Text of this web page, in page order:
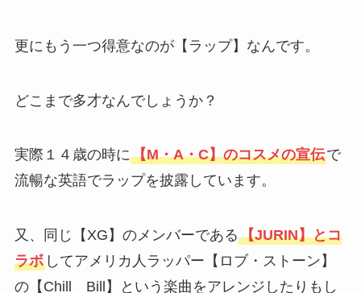
更にもう一つ得意なのが【ラップ】なんです。
どこまで多才なんでしょうか？
実際１４歳の時に【M・A・C】のコスメの宣伝で
流暢な英語でラップを披露しています。
又、同じ【XG】のメンバーである【JURIN】とコ
ラボしてアメリカ人ラッパー【ロブ・ストーン】
の【Chill Bill】という楽曲をアレンジしたりもし